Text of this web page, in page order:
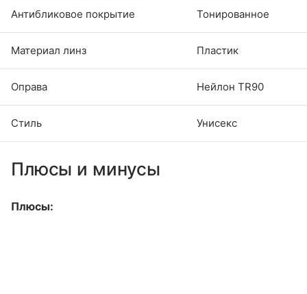
Антибликовое покрытие Тонированное
Материал линз Пластик
Оправа Нейлон TR90
Стиль Унисекс
Плюсы и минусы
Плюсы: